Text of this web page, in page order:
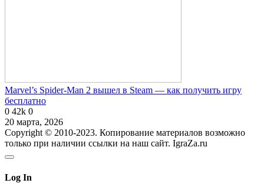
Marvel’s Spider-Man 2 вышел в Steam — как получить игру
бесплатно
0 42k 0
20 марта, 2026
Copyright © 2010-2023. Копирование материалов возможно
только при наличии ссылки на наш сайт. IgraZa.ru
Log In